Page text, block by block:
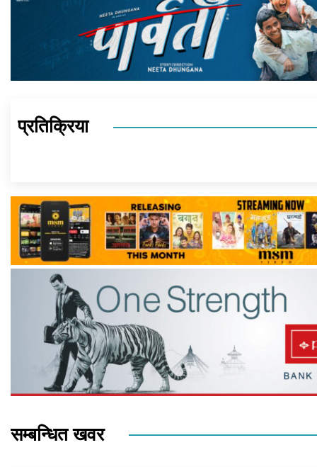
प्रतिक्रिया
सम्बन्धित खवर